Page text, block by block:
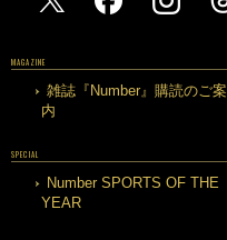
MAGAZINE
雑誌『Number』購読のご案
内
SPECIAL
Number SPORTS OF THE
YEAR